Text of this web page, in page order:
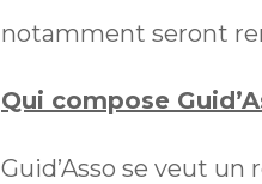
notamment seront
Qui compose
Guid’Asso se veut un